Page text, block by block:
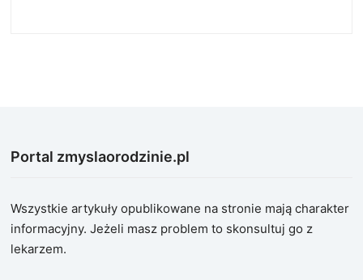
Portal zmyslaorodzinie.pl
Wszystkie artykuły opublikowane na stronie mają charakter
informacyjny. Jeżeli masz problem to skonsultuj go z
lekarzem.